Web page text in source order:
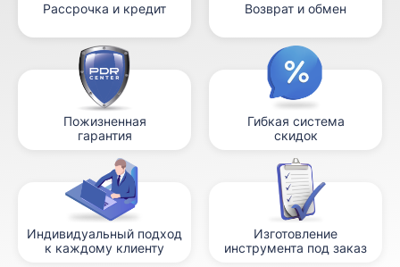
Рассрочка и кредит Возврат и обмен
Пожизненная
гарантия
Гибкая система
скидок
Индивидуальный подход
к каждому клиенту
Изготовление
инструмента под заказ